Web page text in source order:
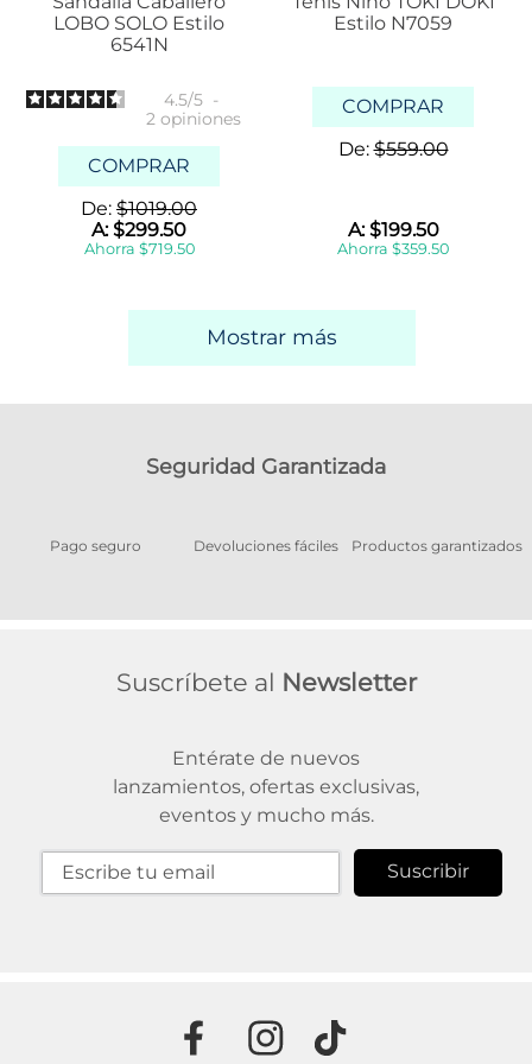
LOBO SOLO Estilo
6541N
4.5/5 -
2 opiniones
COMPRAR
De: $1019.00
A:$299.50
Ahorra $719.50
Estilo N7059
COMPRAR
De:$559.00
A:$199.50
Ahorra $359.50
Mostrar más
Seguridad Garantizada
Pago seguro Devoluciones fáciles Productos garantizados
Suscríbete al Newsletter
Entérate de nuevos
lanzamientos, ofertas exclusivas,
eventos y mucho más.
Suscribir